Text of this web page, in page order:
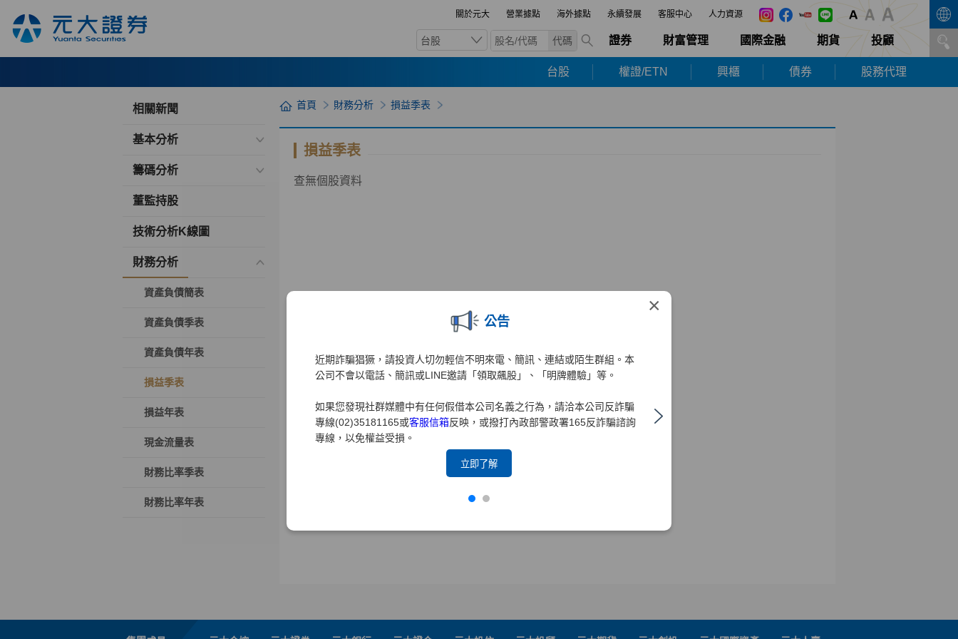
關於元大 營業據點 海外據點 永續發展 客服中心 人力資源
台股 代碼 證券 財富管理 國際金融 期貨 投顧
台股 權證/ETN 興櫃 債券 股務代理
×
公告
近期詐騙猖獗，請投資人切勿輕信不明來電、簡訊、連結或陌生群組。本
公司不會以電話、簡訊或LINE邀請「領取飆股」、「明牌體驗」等。
如果您發現社群媒體中有任何假借本公司名義之行為，請洽本公司反詐騙
專線(02)35181165或客服信箱反映，或撥打內政部警政署165反詐騙諮詢
專線，以免權益受損。
立即了解
相關新聞
基本分析
籌碼分析
董監持股
技術分析K線圖
財務分析
資產負債簡表
資產負債季表
資產負債年表
損益季表
損益年表
現金流量表
財務比率季表
財務比率年表
首頁 財務分析 損益季表
損益季表
查無個股資料